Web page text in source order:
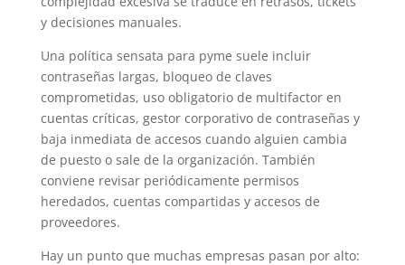
y decisiones manuales.
Una política sensata para pyme suele incluir
contraseñas largas, bloqueo de claves
comprometidas, uso obligatorio de multifactor en
cuentas críticas, gestor corporativo de contraseñas y
baja inmediata de accesos cuando alguien cambia
de puesto o sale de la organización. También
conviene revisar periódicamente permisos
heredados, cuentas compartidas y accesos de
proveedores.
Hay un punto que muchas empresas pasan por alto: